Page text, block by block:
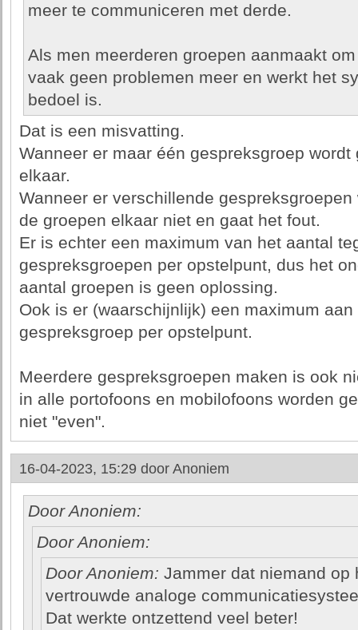
meer te communiceren met derde.
Als men meerderen groepen aanmaakt
vaak geen problemen meer en werkt het
bedoel is.
Dat is een misvatting.
Wanneer er maar één gespreksgroep
elkaar.
Wanneer er verschillende
de groepen elkaar niet en gaat het fout.
Er is echter een maximum van het aantal
gespreksgroepen per opstelpunt, dus het
aantal groepen is geen oplossing.
Ook is er (waarschijnlijk) een maximum
gespreksgroep per opstelpunt.
Meerdere gespreksgroepen maken is ook
in alle portofoons en mobilofoons worden
niet "even".
16-04-2023, 15:29 door Anoniem
Door Anoniem:
Door Anoniem:
Door Anoniem: Jammer dat niemand op
vertrouwde analoge
Dat werkte ontzettend veel beter!